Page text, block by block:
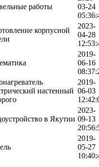
работы
03-24
корпусной
2023-
04-28
2019-
06-16
настенный
2019-
06-03
в Якутии
2023-
09-13
2019-
05-27